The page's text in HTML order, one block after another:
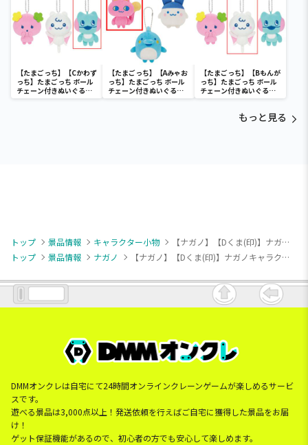
【たまごっち】【Cかわず
っち】たまごっち ボール
チェーン付きぬいぐるみ
～Tamagotchi
【たまごっち】【Aみゃお
っち】たまごっち ボール
チェーン付きぬいぐるみ
～Tamagotchi
【たまごっち】【Bもんが
っち】たまごっち ボール
チェーン付きぬいぐるみ
～Tamagotchi
もっと見る
トップ 景品情報 キャラクター小物
【ナガノ】【Dくま(印)】ナガノキャラクターズ 和洋中印マスコット
トップ
景品情報 ナガノ 【ナガノ】【Dくま(印)】ナガノキャラクターズ 和洋中印マスコット
DMMオンクレは自宅にて24時間オンラインクレーンゲームが楽しめるサービ
スです。
遊べる景品は3,000点以上！発送依頼を行えばご自宅に獲得した景品をお届
け！
ゲット保証機能があるので、初心者の方でも安心して楽しめます。